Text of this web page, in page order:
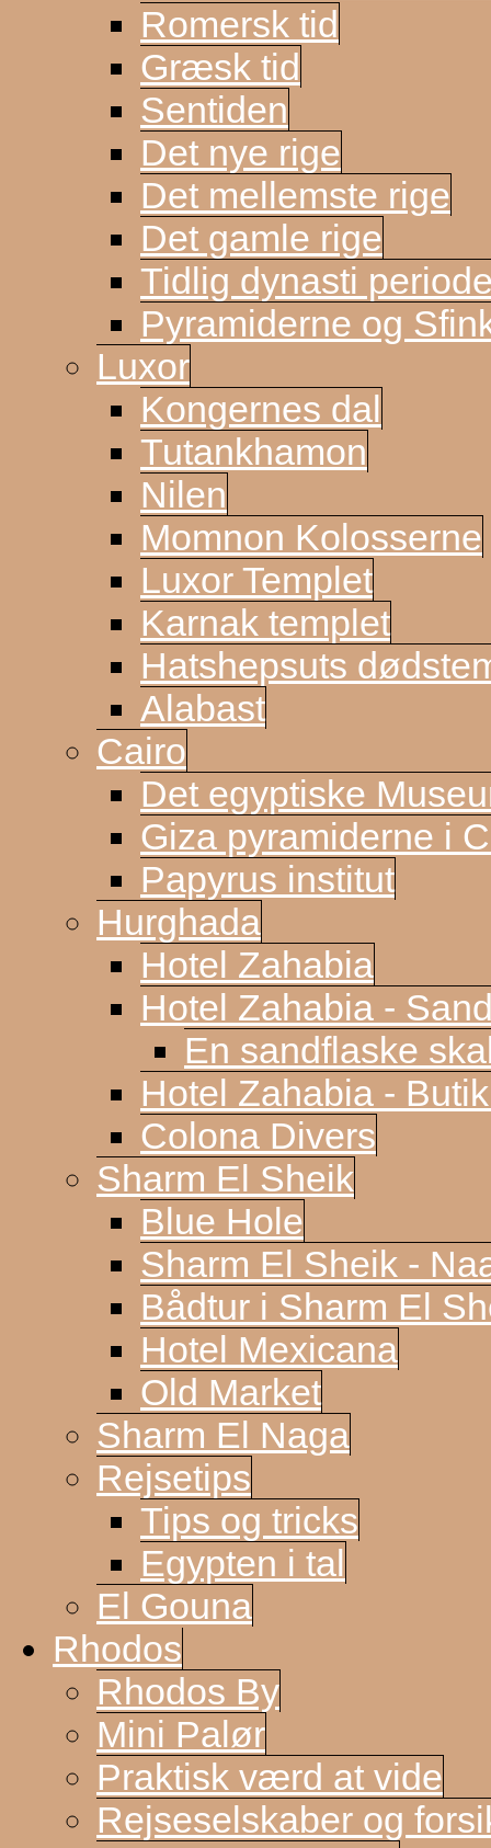
Romersk tid
Græsk tid
Sentiden
Det nye rige
Det mellemste rige
Det gamle rige
Tidlig dynasti
Pyramiderne og
Luxor
Kongernes dal
Tutankhamon
Nilen
Momnon Kolosserne
Luxor Templet
Karnak templet
Hatshepsuts
Alabast
Cairo
Det egyptiske
Giza pyramiderne i
Papyrus institut
Hurghada
Hotel Zahabia
Hotel Zahabia -
En sandflaske
Hotel Zahabia -
Colona Divers
Sharm El Sheik
Blue Hole
Sharm El Sheik -
Bådtur i Sharm El
Hotel Mexicana
Old Market
Sharm El Naga
Rejsetips
Tips og tricks
Egypten i tal
El Gouna
Rhodos
Rhodos By
Mini Palør
Praktisk værd at vide
Rejseselskaber og